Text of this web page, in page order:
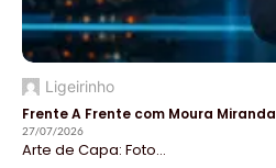
Ligeirinho
Frente A Frente com Moura Miranda
27/07/2026
Arte de Capa: Foto...